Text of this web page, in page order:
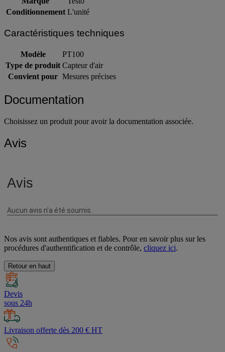
Conditionnement L'unité
Caractéristiques techniques
Modèle
PT100
Type de produit Capteur d'air
Convient pour Mesures précises
Documentation
Choisissez un produit pour avoir la documentation associée.
Avis
Nos avis sont authentiques et fiables. Pour en savoir plus sur les
procédures d'authentification et de contrôle, cliquez ici.
Retour en haut
Devis
sous 24h
Livraison offerte dès 200 € HT